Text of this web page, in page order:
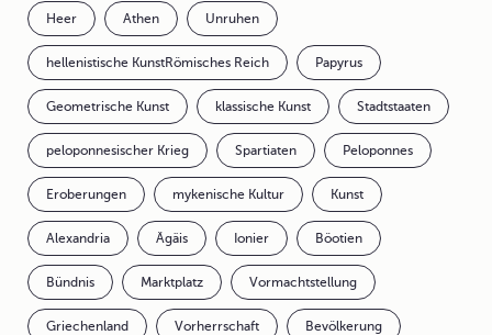
Heer Athen Unruhen
hellenistische KunstRömisches Reich Papyrus
Geometrische Kunst klassische Kunst Stadtstaaten
peloponnesischer Krieg Spartiaten Peloponnes
Eroberungen mykenische Kultur Kunst
Alexandria Ägäis Ionier Böotien
Bündnis Marktplatz Vormachtstellung
Griechenland Vorherrschaft Bevölkerung